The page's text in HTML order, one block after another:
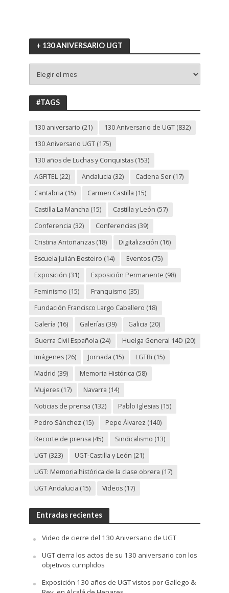
+ 130 ANIVERSARIO UGT
130
ANIVERSARIO
UGT
#TAGS
130 aniversario (21) 130 Aniversario de UGT(832)
130 Aniversario UGT(175)
130 años de Luchas y Conquistas(153)
AGFITEL(22) Andalucia (32) Cadena Ser(17)
Cantabria (15) Carmen Castilla (15)
Castilla La Mancha (15) Castilla y León (57)
Conferencia (32) Conferencias(39)
Cristina Antoñanzas(18) Digitalización (16)
Escuela Julián Besteiro (14) Eventos(75)
Exposición (31) Exposición Permanente (98)
Feminismo (15) Franquismo (35)
Fundación Francisco Largo Caballero (18)
Galería (16) Galerías(39) Galicia (20)
Guerra Civil Española (24) Huelga General 14D (20)
Imágenes(26) Jornada (15) LGTBi (15)
Madrid (39) Memoria Histórica (58)
Mujeres(17) Navarra (14)
Noticias de prensa (132) Pablo Iglesias(15)
Pedro Sánchez (15) Pepe Álvarez (140)
Recorte de prensa (45) Sindicalismo (13)
UGT(323) UGT-Castilla y León (21)
UGT: Memoria histórica de la clase obrera (17)
UGT Andalucia (15) Videos(17)
Entradas recientes
Video de cierre del 130 Aniversario de UGT
UGT cierra los actos de su 130 aniversario con los
objetivos cumplidos
Exposición 130 años de UGT vistos por Gallego &